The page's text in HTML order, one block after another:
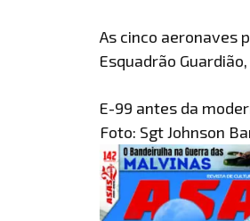
As cinco aeronaves
Esquadrão
E-99 antes da
Foto: Sgt Johnson